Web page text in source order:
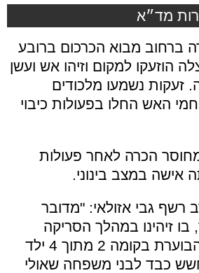
מד״א
ברחוב מבוא הכרכום ברובע
הוזעקו למקום וזיהו אש ועשן
זעקות נשמעו מלכודים
האש החלו בפעולות כיבוי
אותר מחוסר הכרה לאחר פעולות
אישה במצב בינוני.
גבי אזולאי: "מדובר
זיהינו במהלך הסריקה
הראשונית בדירה הבוערת בקומה 2 מתוך 4 ילד
כבד לבני משפחה שאולי